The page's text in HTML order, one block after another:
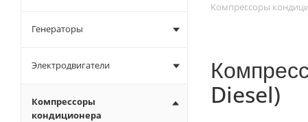
Компрессоры
Diesel)
Генераторы
Электродвигатели
Компрессоры
кондиционера